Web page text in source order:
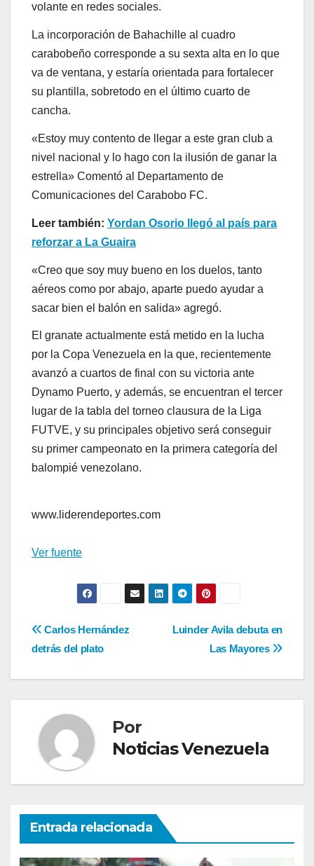
volante en redes sociales.
La incorporación de Bahachille al cuadro
carabobeño corresponde a su sexta alta en lo que
va de ventana, y estaría orientada para fortalecer
su plantilla, sobretodo en el último cuarto de
cancha.
«Estoy muy contento de llegar a este gran club a
nivel nacional y lo hago con la ilusión de ganar la
estrella» Comentó al Departamento de
Comunicaciones del Carabobo FC.
Leer también: Yordan Osorio llegó al país para
reforzar a La Guaira
«Creo que soy muy bueno en los duelos, tanto
aéreos como por abajo, aparte puedo ayudar a
sacar bien el balón en salida» agregó.
El granate actualmente está metido en la lucha
por la Copa Venezuela en la que, recientemente
avanzó a cuartos de final con su victoria ante
Dynamo Puerto, y además, se encuentran el tercer
lugar de la tabla del torneo clausura de la Liga
FUTVE, y su principales objetivo será conseguir
su primer campeonato en la primera categoría del
balompié venezolano.
www.liderendeportes.com
Ver fuente
Navegación
Luinder Avila debuta en
Las Mayores
Carlos Hernández
detrás del plato
Por
Noticias Venezuela
Entrada relacionada